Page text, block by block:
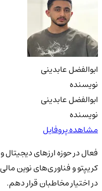
ابوالفضل عابدینی
نویسنده
ابوالفضل عابدینی
نویسنده
مشاهده پروفایل
فعال در حوزه ارزهای دیجیتال
کریپتو و فناوری‌های نوین
در اختیار مخاطبان قرار دهم.